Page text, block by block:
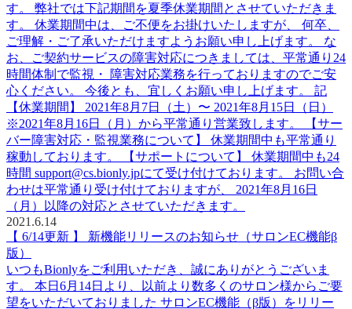
す。 弊社では下記期間を夏季休業期間とさせていただきま
す。 休業期間中は、ご不便をお掛けいたしますが、 何卒、
ご理解・ご了承いただけますようお願い申し上げます。 な
お、ご契約サービスの障害対応につきましては、平常通り24
時間体制で監視・ 障害対応業務を行っておりますのでご安
心ください。 今後とも、宜しくお願い申し上げます。 記
【休業期間】 2021年8月7日（土）〜 2021年8月15日（日）
※2021年8月16日（月）から平常通り営業致します。 【サー
バー障害対応・監視業務について】 休業期間中も平常通り
稼動しております。 【サポートについて】 休業期間中も24
時間 support@cs.bionly.jpにて受け付けております。 お問い合
わせは平常通り受け付けておりますが、 2021年8月16日
（月）以降の対応とさせていただきます。
2021.6.14
【 6/14更新 】 新機能リリースのお知らせ（サロンEC機能β
版）
いつもBionlyをご利用いただき、誠にありがとうございま
す。 本日6月14日より、以前より数多くのサロン様からご要
望をいただいておりました サロンEC機能（β版）をリリー